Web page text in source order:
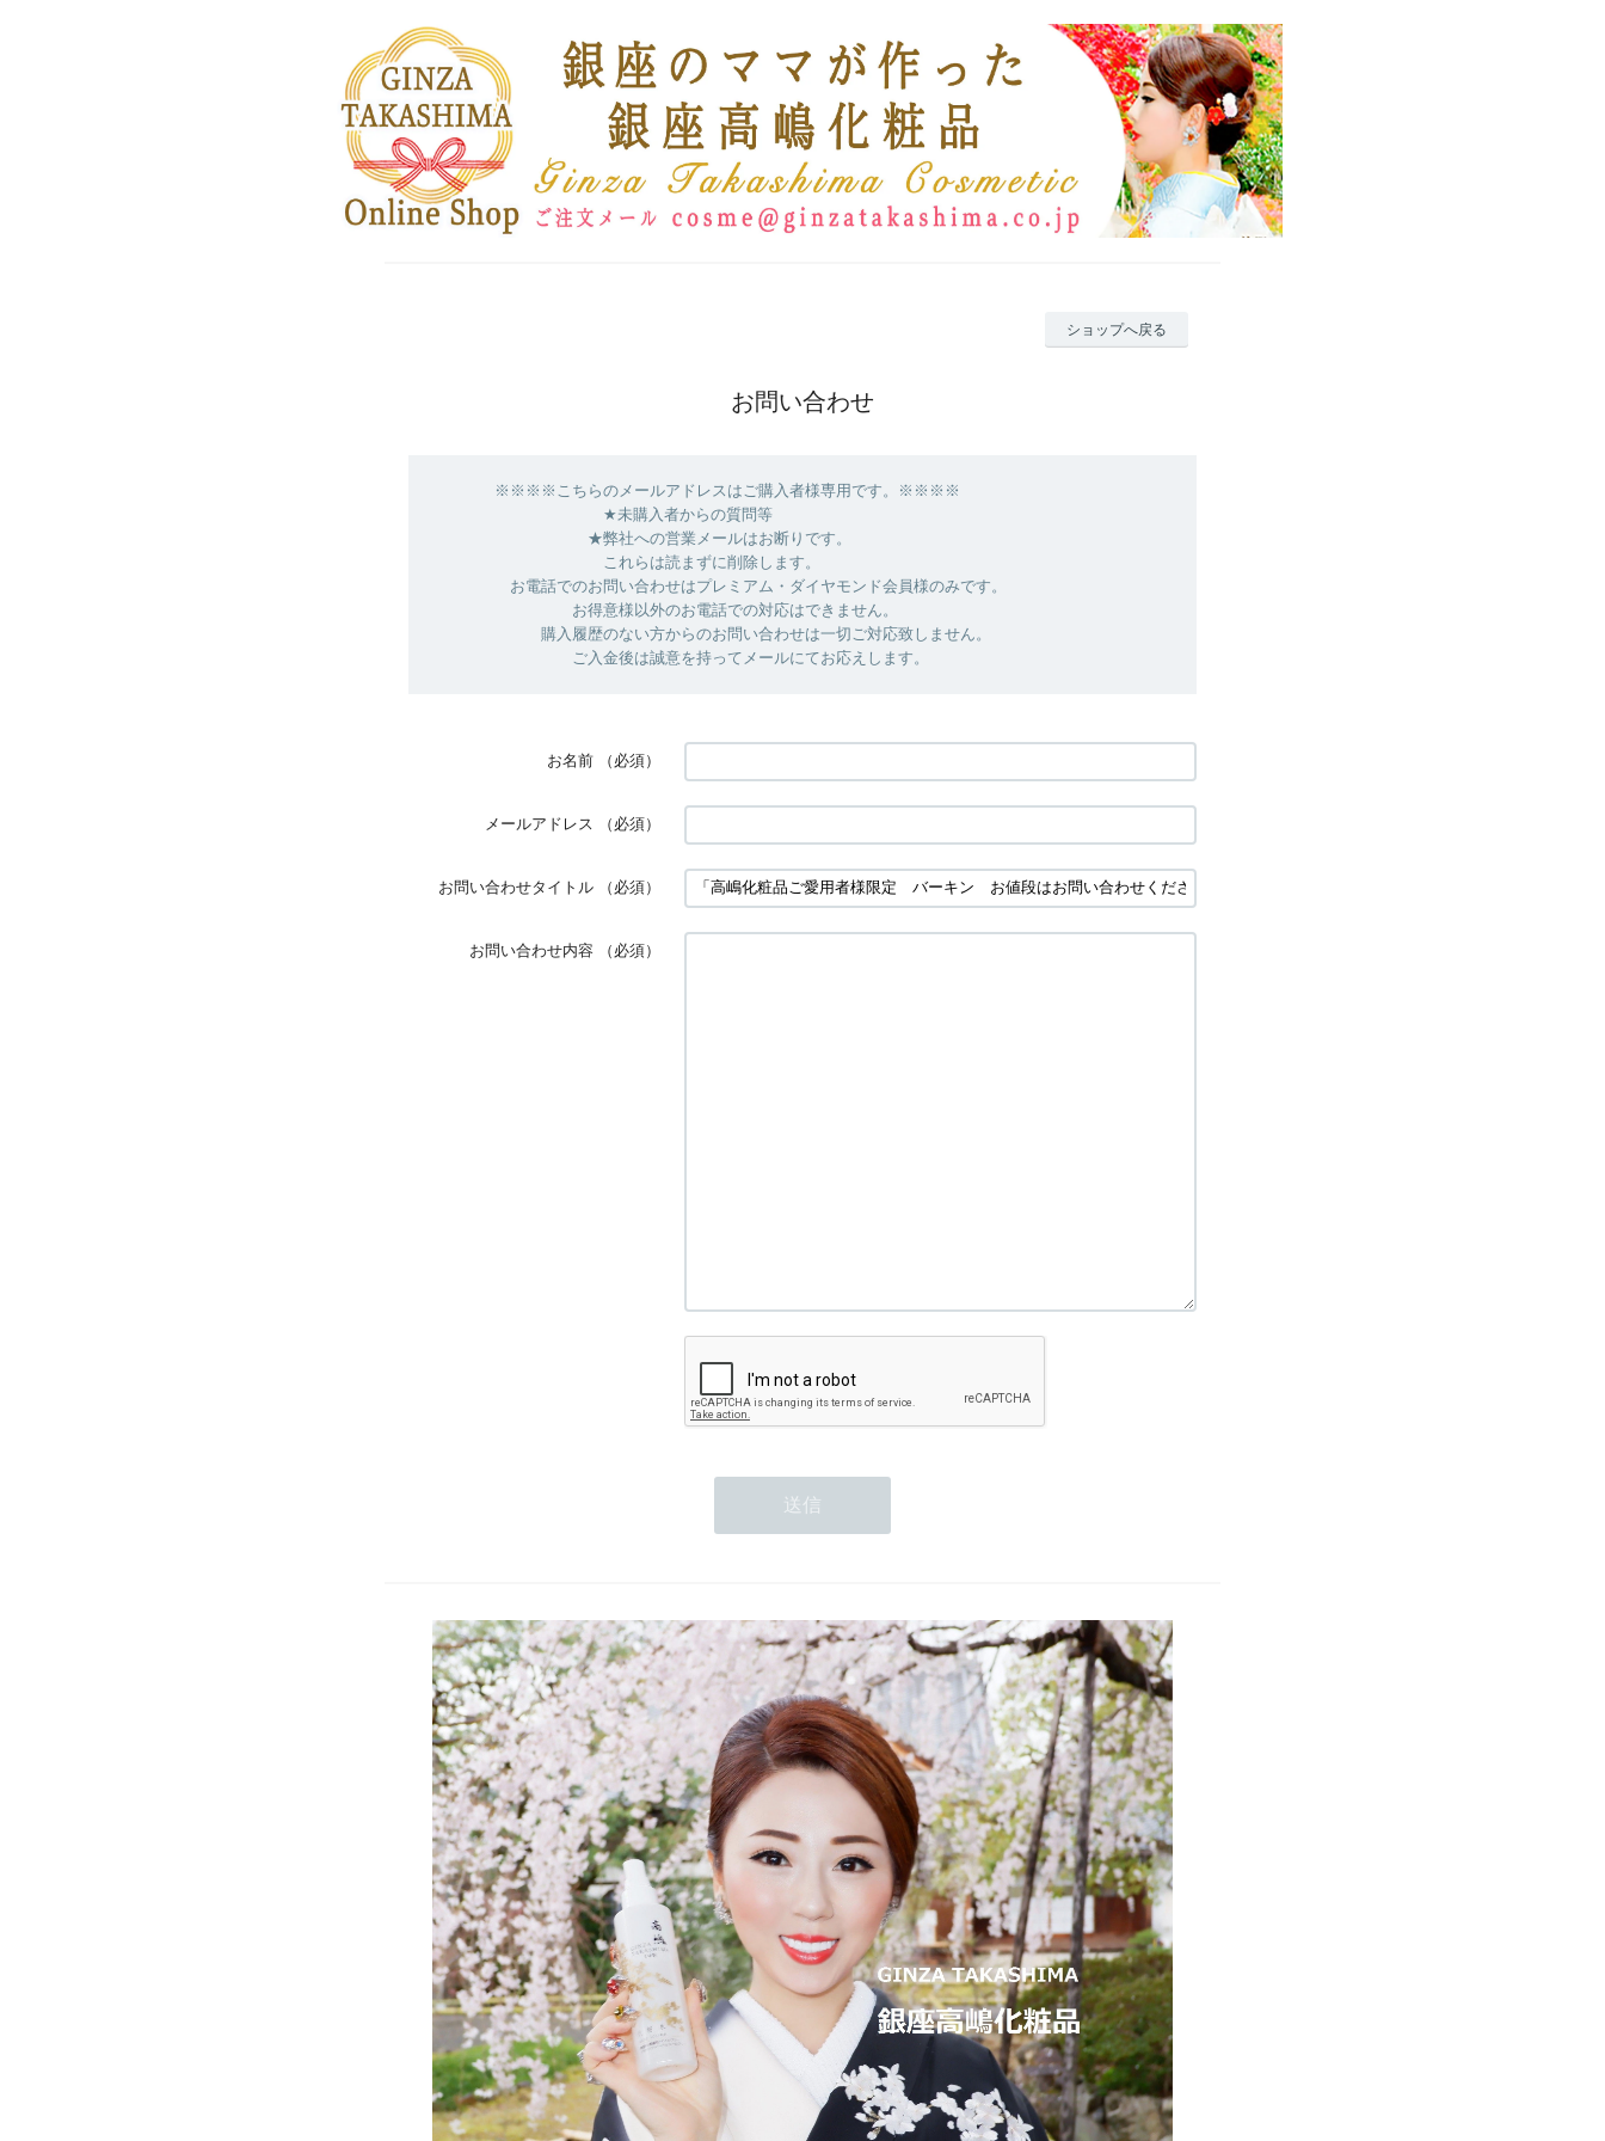
ショップへ戻る
お問い合わせ
※※※※こちらのメールアドレスはご購入者様専用です。※※※※
★未購入者からの質問等
★弊社への営業メールはお断りです。
これらは読まずに削除します。
お電話でのお問い合わせはプレミアム・ダイヤモンド会員様のみです。
お得意様以外のお電話での対応はできません。
購入履歴のない方からのお問い合わせは一切ご対応致しません。
ご入金後は誠意を持ってメールにてお応えします。
お名前 （必須）
メールアドレス （必須）
お問い合わせタイトル （必須）
お問い合わせ内容 （必須）